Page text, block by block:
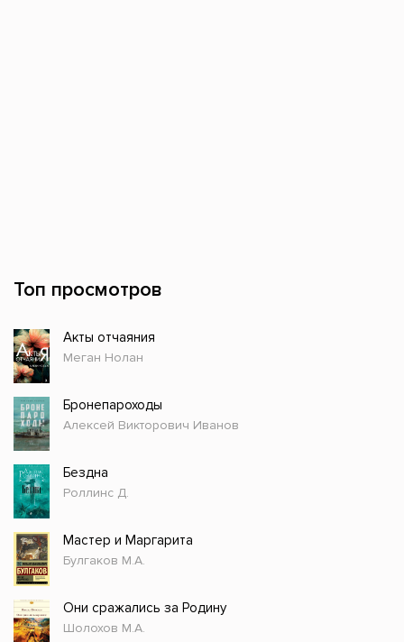
Топ просмотров
Акты отчаяния
Меган Нолан
Бронепароходы
Алексей Викторович Иванов
Бездна
Роллинс Д.
Мастер и Маргарита
Булгаков М.А.
Они сражались за Родину
Шолохов М.А.